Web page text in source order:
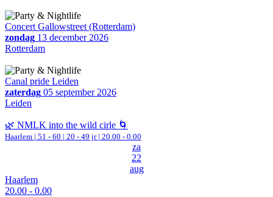
Concert Gallowstreet (Rotterdam)
zondag 13 december 2026
Rotterdam
Canal pride Leiden
zaterdag 05 september 2026
Leiden
🌿 NMLK into the wild cirle 🌀
Haarlem | 51 - 60 | 20 - 49 jr | 20.00 - 0.00
za
22
aug
Haarlem
20.00 - 0.00